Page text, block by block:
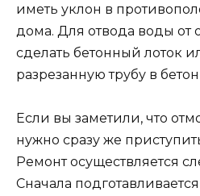
иметь уклон в
дома. Для отвода воды от
сделать бетонный лоток
разрезанную трубу в
Если вы заметили, что
нужно сразу же
Ремонт осуществляется
Сначала